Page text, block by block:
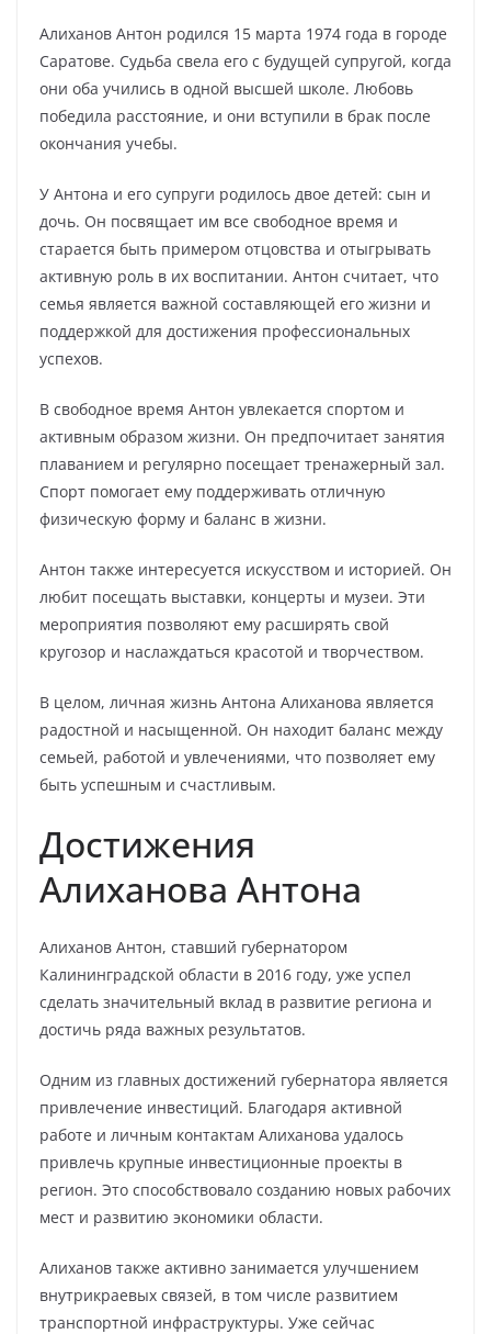
Алиханов Антон родился 15 марта 1974 года в городе
Саратове. Судьба свела его с будущей супругой, когда
они оба учились в одной высшей школе. Любовь
победила расстояние, и они вступили в брак после
окончания учебы.
У Антона и его супруги родилось двое детей: сын и
дочь. Он посвящает им все свободное время и
старается быть примером отцовства и отыгрывать
активную роль в их воспитании. Антон считает, что
семья является важной составляющей его жизни и
поддержкой для достижения профессиональных
успехов.
В свободное время Антон увлекается спортом и
активным образом жизни. Он предпочитает занятия
плаванием и регулярно посещает тренажерный зал.
Спорт помогает ему поддерживать отличную
физическую форму и баланс в жизни.
Антон также интересуется искусством и историей. Он
любит посещать выставки, концерты и музеи. Эти
мероприятия позволяют ему расширять свой
кругозор и наслаждаться красотой и творчеством.
В целом, личная жизнь Антона Алиханова является
радостной и насыщенной. Он находит баланс между
семьей, работой и увлечениями, что позволяет ему
быть успешным и счастливым.
Достижения
Алиханова Антона
Алиханов Антон, ставший губернатором
Калининградской области в 2016 году, уже успел
сделать значительный вклад в развитие региона и
достичь ряда важных результатов.
Одним из главных достижений губернатора является
привлечение инвестиций. Благодаря активной
работе и личным контактам Алиханова удалось
привлечь крупные инвестиционные проекты в
регион. Это способствовало созданию новых рабочих
мест и развитию экономики области.
Алиханов также активно занимается улучшением
внутрикраевых связей, в том числе развитием
транспортной инфраструктуры. Уже сейчас